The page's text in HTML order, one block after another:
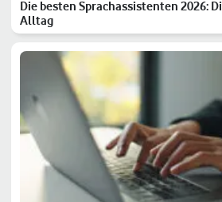
Die besten Sprachassistenten 2026:
Alltag